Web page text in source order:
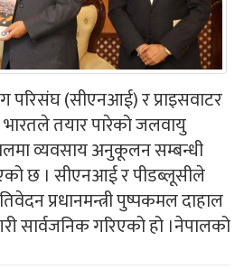
परिसंघ (सीएनआई) र प्राइसवाटर
तयार पारेको जलवायु
व्यवसाय अनुकूलन सम्बन्धी
छ । सीएनआई र पीडब्लूसीले
प्रधानमन्त्री पुष्पकमल दाहाल
सार्वजनिक गरिएको हो ।नेपालको